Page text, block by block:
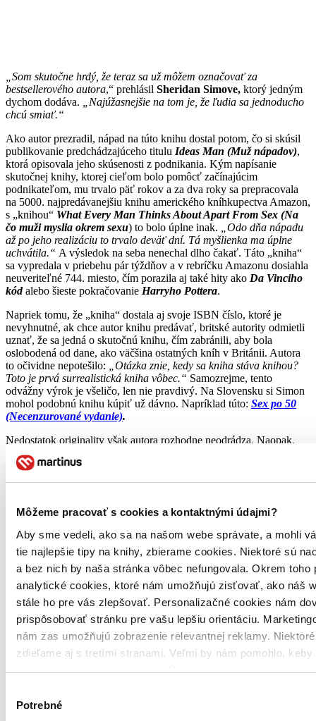
Môžeme pracovať s cookies a kontaktnými údajmi?
Aby sme vedeli, ako sa na našom webe správate, a mohli
tie najlepšie tipy na knihy, zbierame cookies. Niektoré sú
a bez nich by naša stránka vôbec nefungovala. Okrem toho
analytické cookies, ktoré nám umožňujú zisťovať, ako náš
stále ho pre vás zlepšovať. Personalizačné cookies nám
prispôsobovať stránku pre vašu lepšiu orientáciu.
nám zas umožňujú zobrazenie relevantnej reklamy.
zdieľame aj s tretími stranami. Veľmi by nám pomohlo, keby
používať všetky tieto cookies. Ďakujeme!
súhlasu
Potrebné
„Som skutočne hrdý, že teraz sa už môžem označovať za
bestsellerového autora,“ prehlásil Sheridan Simove, ktorý jedným
dychom dodáva.
„Najúžasnejšie na tom je, že ľudia sa jednoducho
chcú smiať.“
Ako autor prezradil, nápad na túto knihu dostal potom, čo si skúsil
publikovanie predchádzajúceho titulu Ideas Man (Muž nápadov),
ktorá opisovala jeho skúsenosti z podnikania. Kým napísanie
skutočnej knihy, ktorej cieľom bolo pomôcť začínajúcim
podnikateľom, mu trvalo päť rokov a za dva roky sa prepracovala
na 5000. najpredávanejšiu knihu amerického kníhkupectva Amazon,
s „knihou“ What Every Man Thinks About Apart From Sex (Na
čo muži myslia okrem sexu) to bolo úplne inak.
„Odo dňa nápadu
až po jeho realizáciu to trvalo deväť dní. Tá myšlienka ma úplne
uchvátila.“ A výsledok na seba nenechal dlho čakať. Táto „kniha“
sa vypredala v priebehu pár týždňov a v rebríčku Amazonu dosiahla
neuveriteľné 744. miesto, čím porazila aj také hity ako Da Vinciho
kódalebo šieste pokračovanie Harryho Pottera.
Napriek tomu, že „kniha“ dostala aj svoje ISBN číslo, ktoré je
nevyhnutné, ak chce autor knihu predávať, britské autority odmietli
uznať, že sa jedná o skutočnú knihu, čím zabránili, aby bola
oslobodená od dane, ako väčšina ostatných kníh v Británii. Autora
to očividne nepotešilo:
„Otázka znie, kedy sa kniha stáva knihou?
Toto je prvá surrealistická kniha vôbec.“ Samozrejme, tento
odvážny výrok je všeličo, len nie pravdivý. Na Slovensku si Simon
mohol podobnú knihu kúpiť už dávno. Napríklad túto: Sex po 50
(Necenzurované vydanie).
Nedostatok originality však autora rozhodne neodrádza. Naopak.
Úspech ho povzbudil a v súčasnosti plánuje pokračovanie svojho
hitu, ktoré má predbežný pracovný názov
Zaujímavé linky:
Fantasy sága Odkaz dračích jazdcov sa dočká záverečnej časti.
Konečne.
Twitter oslavuje piate narodeniny a píše dejiny. Je najvyšší čas
pridať sa!
Česká kniha o pozitívnom vplyve vína na zdravie je druhou
najlepšou na svete
V Británii rozdali cez víkend milión kníh. Britský Knihobežník
sa môže začať.